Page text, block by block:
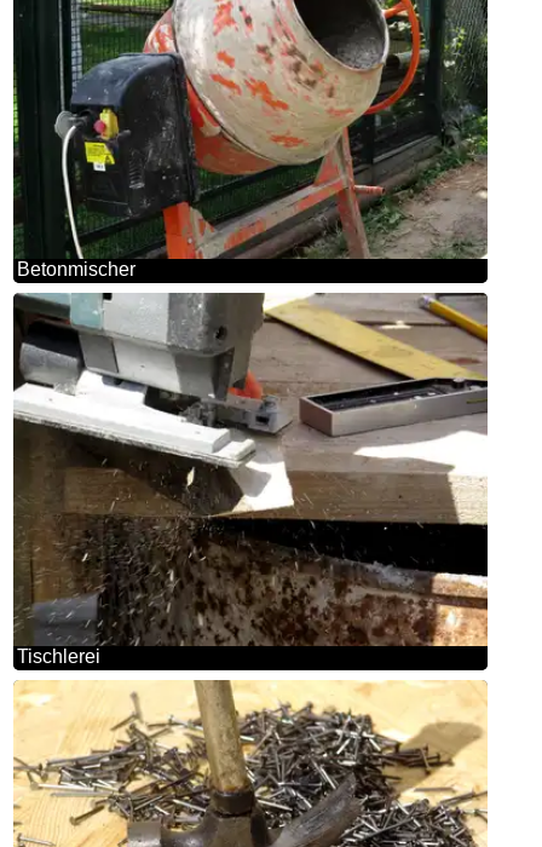
Betonmischer
Tischlerei